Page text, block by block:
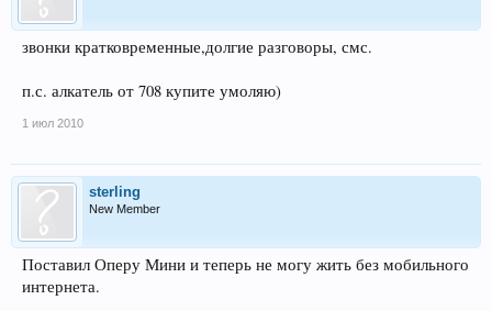
звонки кратковременные,долгие разговоры, смс.
п.с. алкатель от 708 купите умоляю)
1 июл 2010
sterling
New Member
Поставил Оперу Мини и теперь не могу жить без мобильного
интернета.